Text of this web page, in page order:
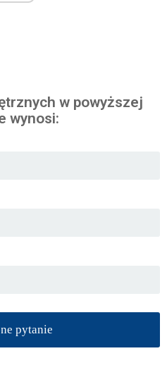
w powyższej
wynosi:
pytanie